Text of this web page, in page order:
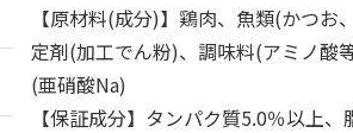
【原材料(成分)】鶏肉、魚類(かつ
定剤(加工でん粉)、調味料(アミノ酸
(亜硝酸Na)
【保証成分】タンパク質5.0％以上